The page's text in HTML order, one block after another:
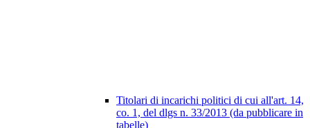
Titolari di incarichi politici di cui all'art. 14,
co. 1, del dlgs n. 33/2013 (da pubblicare in
tabelle)